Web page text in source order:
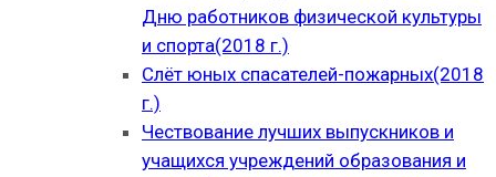
Дню работников физической культуры
и спорта(2018 г.)
Слёт юных спасателей-пожарных(2018
г.)
Чествование лучших выпускников и
учащихся учреждений образования и